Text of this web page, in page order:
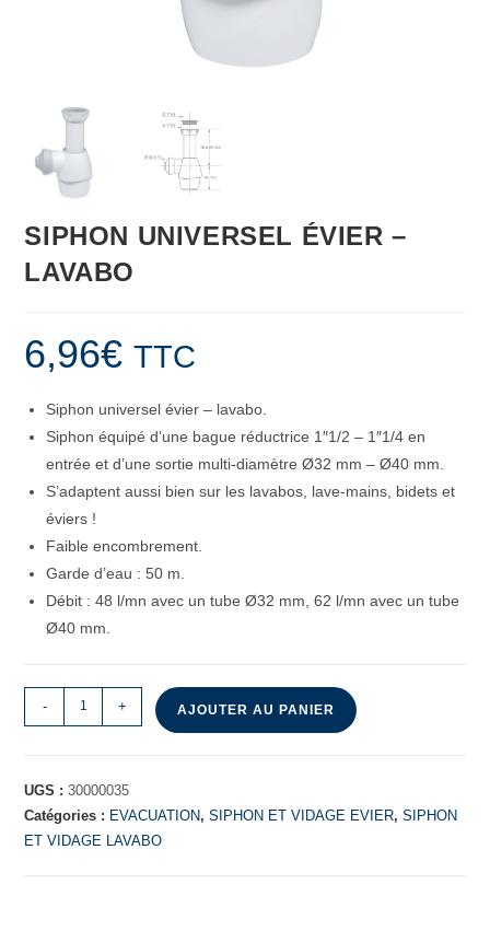
SIPHON UNIVERSEL ÉVIER –
LAVABO
6,96€ TTC
Siphon universel évier – lavabo.
Siphon équipé d’une bague réductrice 1″1/2 – 1″1/4 en
entrée et d’une sortie multi-diamètre Ø32 mm – Ø40 mm.
S’adaptent aussi bien sur les lavabos, lave-mains, bidets et
éviers !
Faible encombrement.
Garde d’eau : 50 m.
Débit : 48 l/mn avec un tube Ø32 mm, 62 l/mn avec un tube
Ø40 mm.
- + AJOUTER AU PANIER
UGS :30000035
Catégories : EVACUATION,SIPHON ET VIDAGE EVIER,SIPHON
ET VIDAGE LAVABO